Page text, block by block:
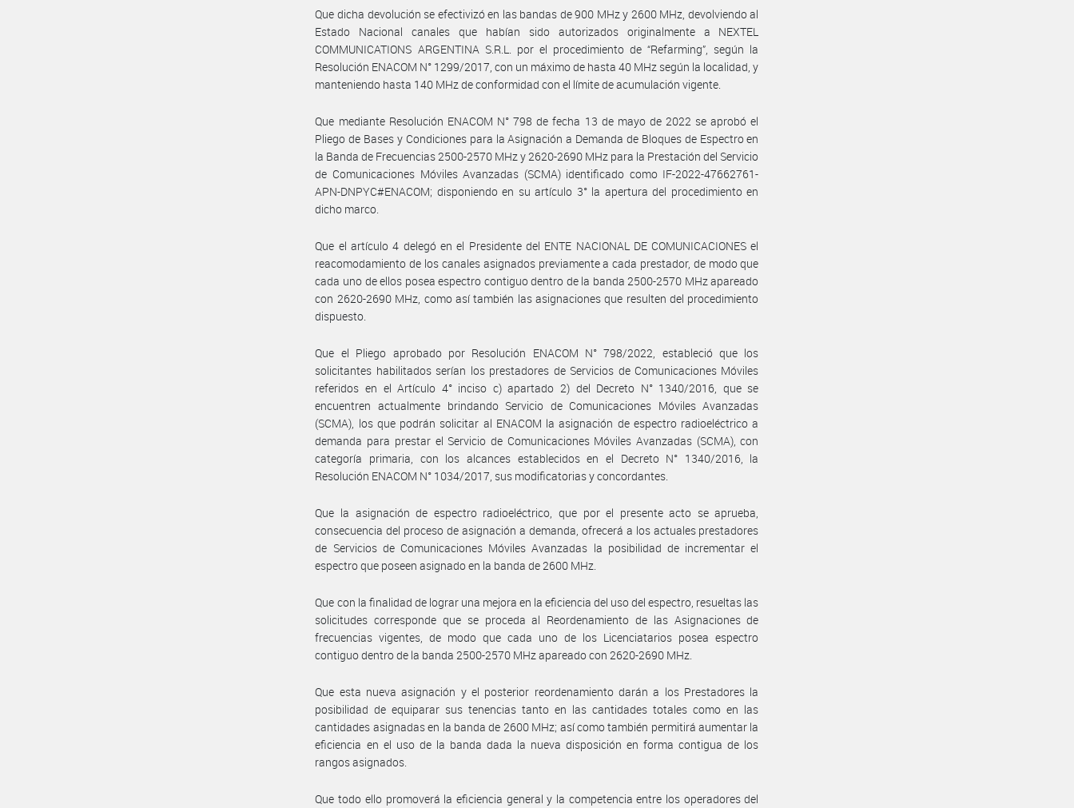
Que dicha devolución se efectivizó en las bandas de 900 MHz y 2600 MHz, devolviendo al
Estado Nacional canales que habían sido autorizados originalmente a NEXTEL
COMMUNICATIONS ARGENTINA S.R.L. por el procedimiento de “Refarming”, según la
Resolución ENACOM N° 1299/2017, con un máximo de hasta 40 MHz según la localidad, y
manteniendo hasta 140 MHz de conformidad con el límite de acumulación vigente.
Que mediante Resolución ENACOM N° 798 de fecha 13 de mayo de 2022 se aprobó el
Pliego de Bases y Condiciones para la Asignación a Demanda de Bloques de Espectro en
la Banda de Frecuencias 2500-2570 MHz y 2620-2690 MHz para la Prestación del Servicio
de Comunicaciones Móviles Avanzadas (SCMA) identificado como IF-2022-47662761-
APN-DNPYC#ENACOM; disponiendo en su artículo 3° la apertura del procedimiento en
dicho marco.
Que el artículo 4 delegó en el Presidente del ENTE NACIONAL DE COMUNICACIONES el
reacomodamiento de los canales asignados previamente a cada prestador, de modo que
cada uno de ellos posea espectro contiguo dentro de la banda 2500-2570 MHz apareado
con 2620-2690 MHz, como así también las asignaciones que resulten del procedimiento
dispuesto.
Que el Pliego aprobado por Resolución ENACOM N° 798/2022, estableció que los
solicitantes habilitados serían los prestadores de Servicios de Comunicaciones Móviles
referidos en el Artículo 4° inciso c) apartado 2) del Decreto N° 1340/2016, que se
encuentren actualmente brindando Servicio de Comunicaciones Móviles Avanzadas
(SCMA), los que podrán solicitar al ENACOM la asignación de espectro radioeléctrico a
demanda para prestar el Servicio de Comunicaciones Móviles Avanzadas (SCMA), con
categoría primaria, con los alcances establecidos en el Decreto N° 1340/2016, la
Resolución ENACOM N° 1034/2017, sus modificatorias y concordantes.
Que la asignación de espectro radioeléctrico, que por el presente acto se aprueba,
consecuencia del proceso de asignación a demanda, ofrecerá a los actuales prestadores
de Servicios de Comunicaciones Móviles Avanzadas la posibilidad de incrementar el
espectro que poseen asignado en la banda de 2600 MHz.
Que con la finalidad de lograr una mejora en la eficiencia del uso del espectro, resueltas las
solicitudes corresponde que se proceda al Reordenamiento de las Asignaciones de
frecuencias vigentes, de modo que cada uno de los Licenciatarios posea espectro
contiguo dentro de la banda 2500-2570 MHz apareado con 2620-2690 MHz.
Que esta nueva asignación y el posterior reordenamiento darán a los Prestadores la
posibilidad de equiparar sus tenencias tanto en las cantidades totales como en las
cantidades asignadas en la banda de 2600 MHz; así como también permitirá aumentar la
eficiencia en el uso de la banda dada la nueva disposición en forma contigua de los
rangos asignados.
Que todo ello promoverá la eficiencia general y la competencia entre los operadores del